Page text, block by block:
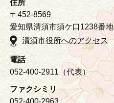
住所
〒452-8569
愛知県清須市須ケ口1238番地
清須市役所へのアクセス
電話
052-400-2911（代表）
ファクシミリ
052-400-2963